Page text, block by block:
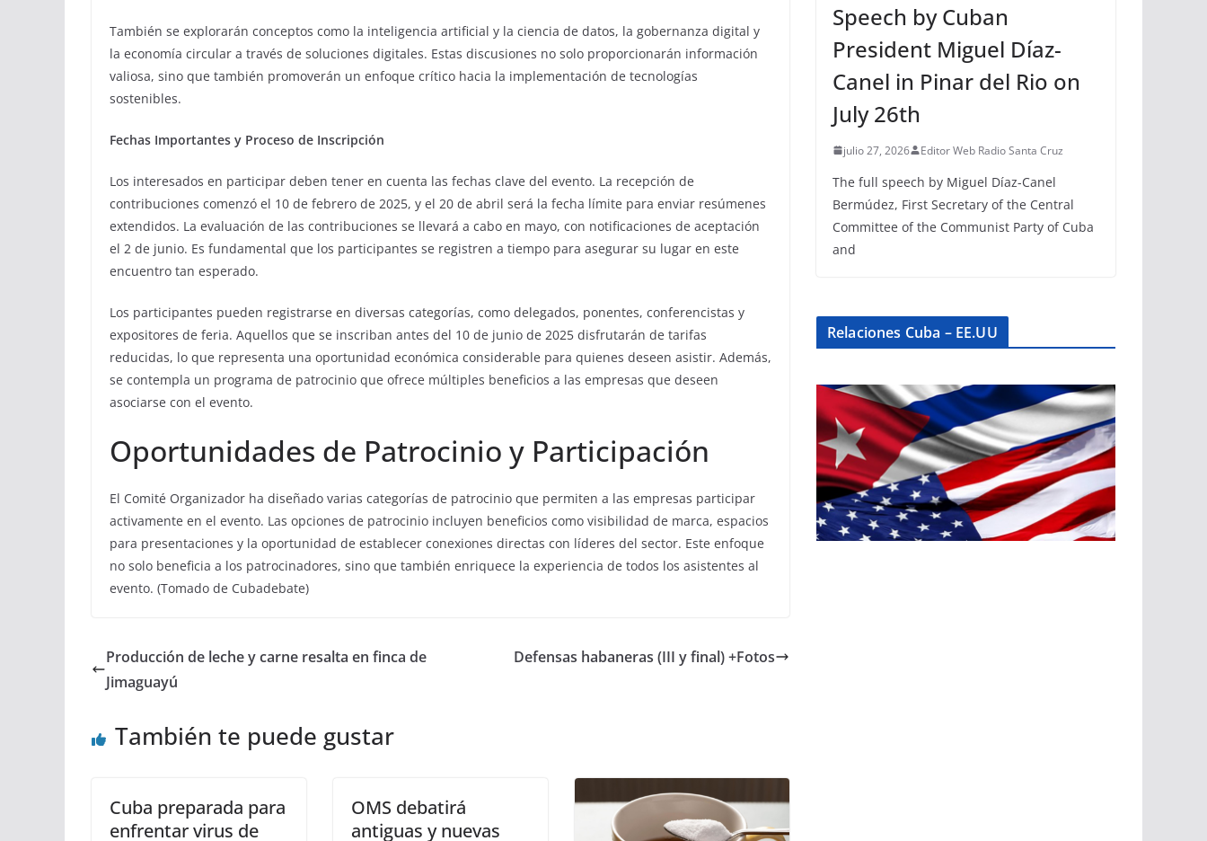
También se explorarán conceptos como la inteligencia artificial y la ciencia de datos, la gobernanza digital y
la economía circular a través de soluciones digitales. Estas discusiones no solo proporcionarán información
valiosa, sino que también promoverán un enfoque crítico hacia la implementación de tecnologías
sostenibles.
Fechas Importantes y Proceso de Inscripción
Los interesados en participar deben tener en cuenta las fechas clave del evento. La recepción de
contribuciones comenzó el 10 de febrero de 2025, y el 20 de abril será la fecha límite para enviar resúmenes
extendidos. La evaluación de las contribuciones se llevará a cabo en mayo, con notificaciones de aceptación
el 2 de junio. Es fundamental que los participantes se registren a tiempo para asegurar su lugar en este
encuentro tan esperado.
Los participantes pueden registrarse en diversas categorías, como delegados, ponentes, conferencistas y
expositores de feria. Aquellos que se inscriban antes del 10 de junio de 2025 disfrutarán de tarifas
reducidas, lo que representa una oportunidad económica considerable para quienes deseen asistir. Además,
se contempla un programa de patrocinio que ofrece múltiples beneficios a las empresas que deseen
asociarse con el evento.
Oportunidades de Patrocinio y Participación
El Comité Organizador ha diseñado varias categorías de patrocinio que permiten a las empresas participar
activamente en el evento. Las opciones de patrocinio incluyen beneficios como visibilidad de marca, espacios
para presentaciones y la oportunidad de establecer conexiones directas con líderes del sector. Este enfoque
no solo beneficia a los patrocinadores, sino que también enriquece la experiencia de todos los asistentes al
evento. (Tomado de Cubadebate)
Producción de leche y carne resalta en finca de
Jimaguayú
Defensas habaneras (III y final) +Fotos
También te puede gustar
Cuba preparada para
enfrentar virus de
OMS debatirá
antiguas y nuevas
Speech by Cuban
President Miguel Díaz-
Canel in Pinar del Rio on
July 26th
julio 27, 2026 Editor Web Radio Santa Cruz
The full speech by Miguel Díaz-Canel
Bermúdez, First Secretary of the Central
Committee of the Communist Party of Cuba
and
Relaciones Cuba – EE.UU